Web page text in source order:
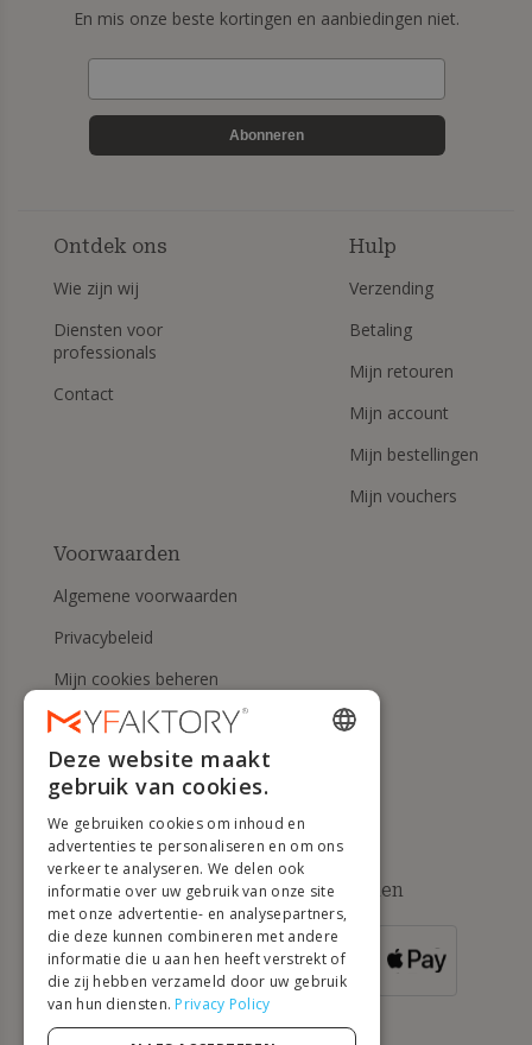
En mis onze beste kortingen en aanbiedingen niet.
Abonneren
Ontdek ons
Wie zijn wij
Diensten voor
professionals
Contact
Hulp
Verzending
Betaling
Mijn retouren
Mijn account
Mijn bestellingen
Mijn vouchers
Voorwaarden
Algemene voorwaarden
Privacybeleid
Mijn cookies beheren
Herroepingsrecht en
Hulp
Beschikbare betaalmethoden
VOOR
VANAF 500 €
DUTCH
GERMAN
ITALIAN
PORTUGUESE
Deze website maakt
gebruik van cookies.
We gebruiken cookies om inhoud en
advertenties te personaliseren en om ons
verkeer te analyseren. We delen ook
informatie over uw gebruik van onze site
met onze advertentie- en analysepartners,
die deze kunnen combineren met andere
informatie die u aan hen heeft verstrekt of
die zij hebben verzameld door uw gebruik
van hun diensten. Privacy Policy